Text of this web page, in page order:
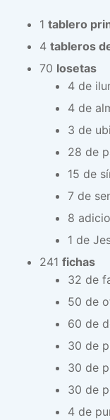
1 tablero
4 tableros
70 losetas
4 de
4 de
3 de
28 de
15 de
7 de
8
1 de
241 fichas
32 de
50 de
60 de
30 de
30 de
30 de
4 de